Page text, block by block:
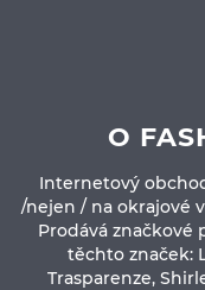
O
Internetový
/nejen / na okrajové
Prodává značkové
těchto značek:
Trasparenze,